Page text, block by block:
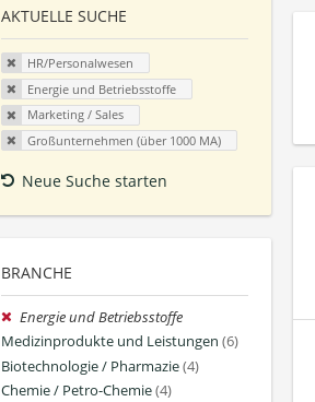
AKTUELLE SUCHE
HR/Personalwesen
Energie und Betriebsstoffe
Marketing / Sales
Großunternehmen (über 1000 MA)
Neue Suche starten
BRANCHE
Energie und Betriebsstoffe
Medizinprodukte und Leistungen (6)
Biotechnologie / Pharmazie(4)
Chemie / Petro-Chemie(4)